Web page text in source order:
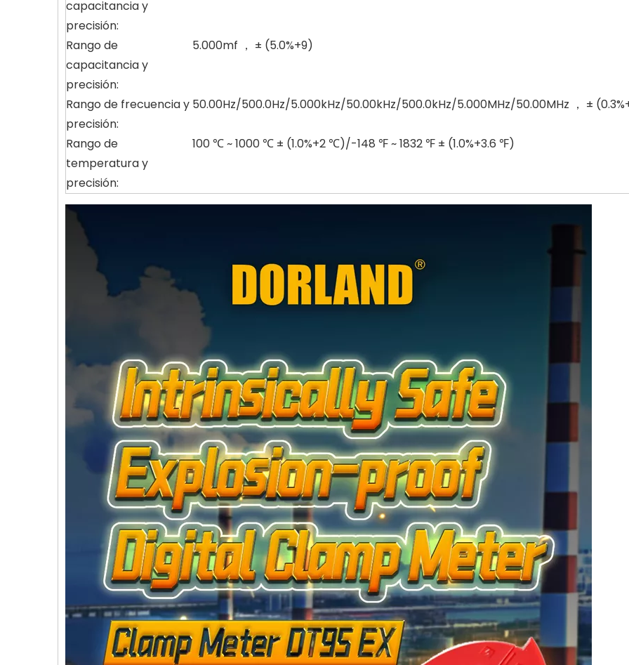
capacitancia y
precisión:
Rango de
capacitancia y
precisión:
5.000mf ， ± (5.0%+9)
Rango de frecuencia y
precisión:
50.00Hz/500.0Hz/5.000kHz/50.00kHz/500.0kHz/5.000MHz/50.00MHz ， ±
Rango de
temperatura y
precisión:
100 ℃ ~ 1000 ℃ ± (1.0%+2 ℃)/-148 ℉ ~ 1832 ℉ ± (1.0%+3.6 ℉)